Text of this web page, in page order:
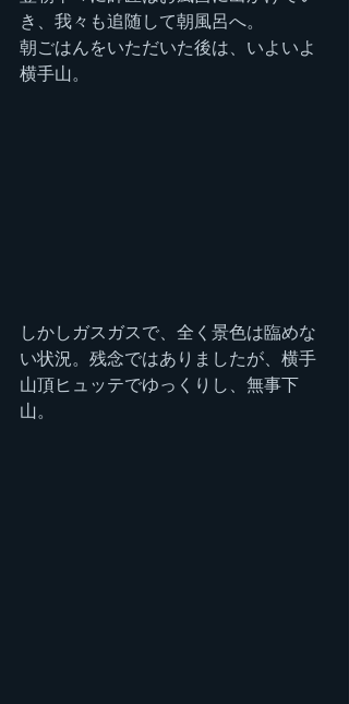
き、我々も追随して朝風呂へ。
朝ごはんをいただいた後は、いよいよ
横手山。
しかしガスガスで、全く景色は臨めな
い状況。残念ではありましたが、横手
山頂ヒュッテでゆっくりし、無事下
山。